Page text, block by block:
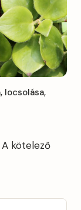
locsolása,
A kötelező